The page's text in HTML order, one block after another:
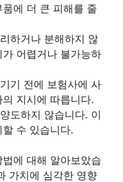
에 더 큰 피해를 줄
하거나 분해하지 않
어렵거나 불가능하
기 전에 보험사에 사
지시에 따릅니다.
도하지 않습니다. 이
수 있습니다.
에 대해 알아보았습
가치에 심각한 영향